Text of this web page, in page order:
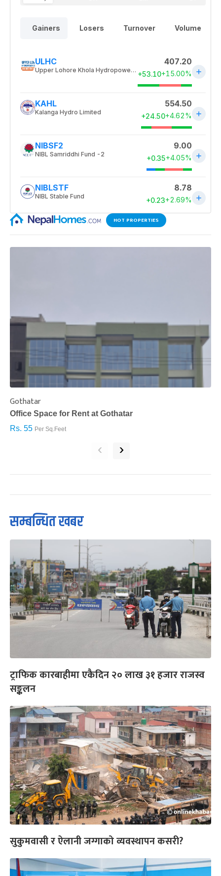
HOT PROPERTIES
Gothatar
Office Space for Rent at Gothatar
Rs. 55 Per Sq.Feet
‹ ›
सम्बन्धित खबर
ट्राफिक कारबाहीमा एकैदिन २० लाख ३१ हजार राजस्व
सङ्कलन
सुकुमवासी र ऐलानी जग्गाको व्यवस्थापन कसरी?